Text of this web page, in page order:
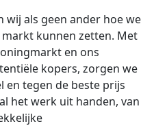
wij als geen ander hoe we
kunnen zetten. Met
en ons
kopers, zorgen we
en tegen de beste prijs
het werk uit handen, van